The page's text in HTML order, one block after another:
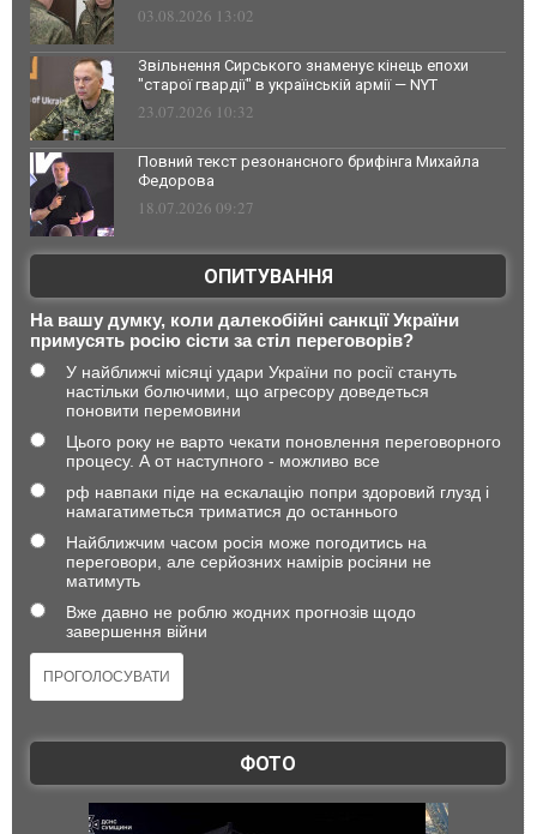
03.08.2026 13:02
Звільнення Сирського знаменує кінець епохи
"старої гвардії" в українській армії — NYT
23.07.2026 10:32
Повний текст резонансного брифінга Михайла
Федорова
18.07.2026 09:27
ОПИТУВАННЯ
На вашу думку, коли далекобійні санкції України
примусять росію сісти за стіл переговорів?
У найближчі місяці удари України по росії стануть
настільки болючими, що агресору доведеться
поновити перемовини
Цього року не варто чекати поновлення переговорного
процесу. А от наступного - можливо все
рф навпаки піде на ескалацію попри здоровий глузд і
намагатиметься триматися до останнього
Найближчим часом росія може погодитись на
переговори, але серйозних намірів росіяни не
матимуть
Вже давно не роблю жодних прогнозів щодо
завершення війни
ФОТО